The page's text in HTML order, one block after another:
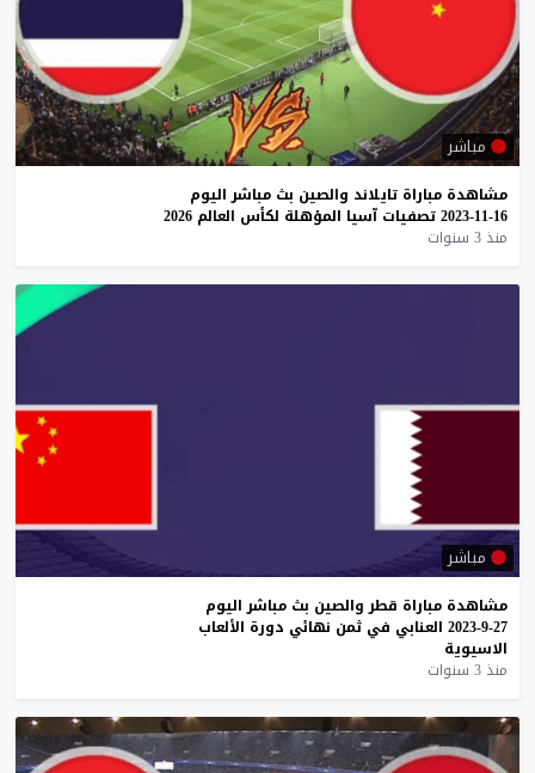
مباشر
مشاهدة مباراة تايلاند والصين بث مباشر اليوم
16-11-2023
تصفيات آسيا المؤهلة لكأس العالم 2026
منذ 3 سنوات
مباشر
مشاهدة مباراة قطر والصين بث مباشر اليوم
27-9-2023
العنابي في ثمن نهائي دورة الألعاب
الاسيوية
منذ 3 سنوات